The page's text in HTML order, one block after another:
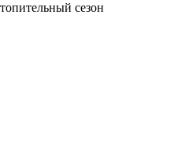
сезон